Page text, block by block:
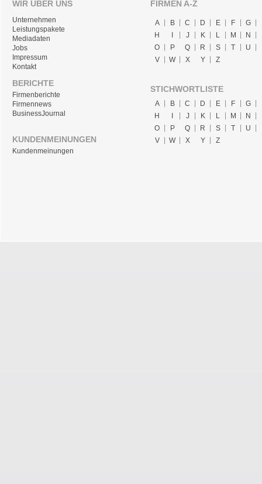
WIR ÜBER UNS
Unternehmen
Leistungspakete
Mediadaten
Jobs
Impressum
Kontakt
BERICHTE
Firmenberichte
Firmennews
BusinessJournal
KUNDENMEINUNGEN
Kundenmeinungen
FIRMEN A-Z
A B C D E F
G
H
J K L M
N
O
P Q R S T
U
V
W X Y Z
STICHWORTLISTE
A B C D E F
G
H
J K L M
N
O
P Q R S T
U
V
W X Y Z